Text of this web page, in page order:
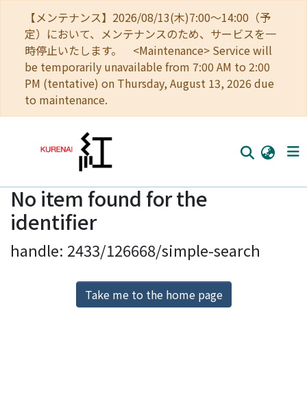
【メンテナンス】2026/08/13(木)7:00～14:00（予
定）において、メンテナンスのため、サービスを一
時停止いたします。 <Maintenance> Service will
be temporarily unavailable from 7:00 AM to 2:00
PM (tentative) on Thursday, August 13, 2026 due
to maintenance.
Home
Communities
Browse
Download Ranking
No item found for the
identifier
handle: 2433/126668/simple-search
Take me to the home page